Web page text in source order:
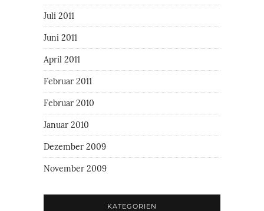
Juli 2011
Juni 2011
April 2011
Februar 2011
Februar 2010
Januar 2010
Dezember 2009
November 2009
KATEGORIEN